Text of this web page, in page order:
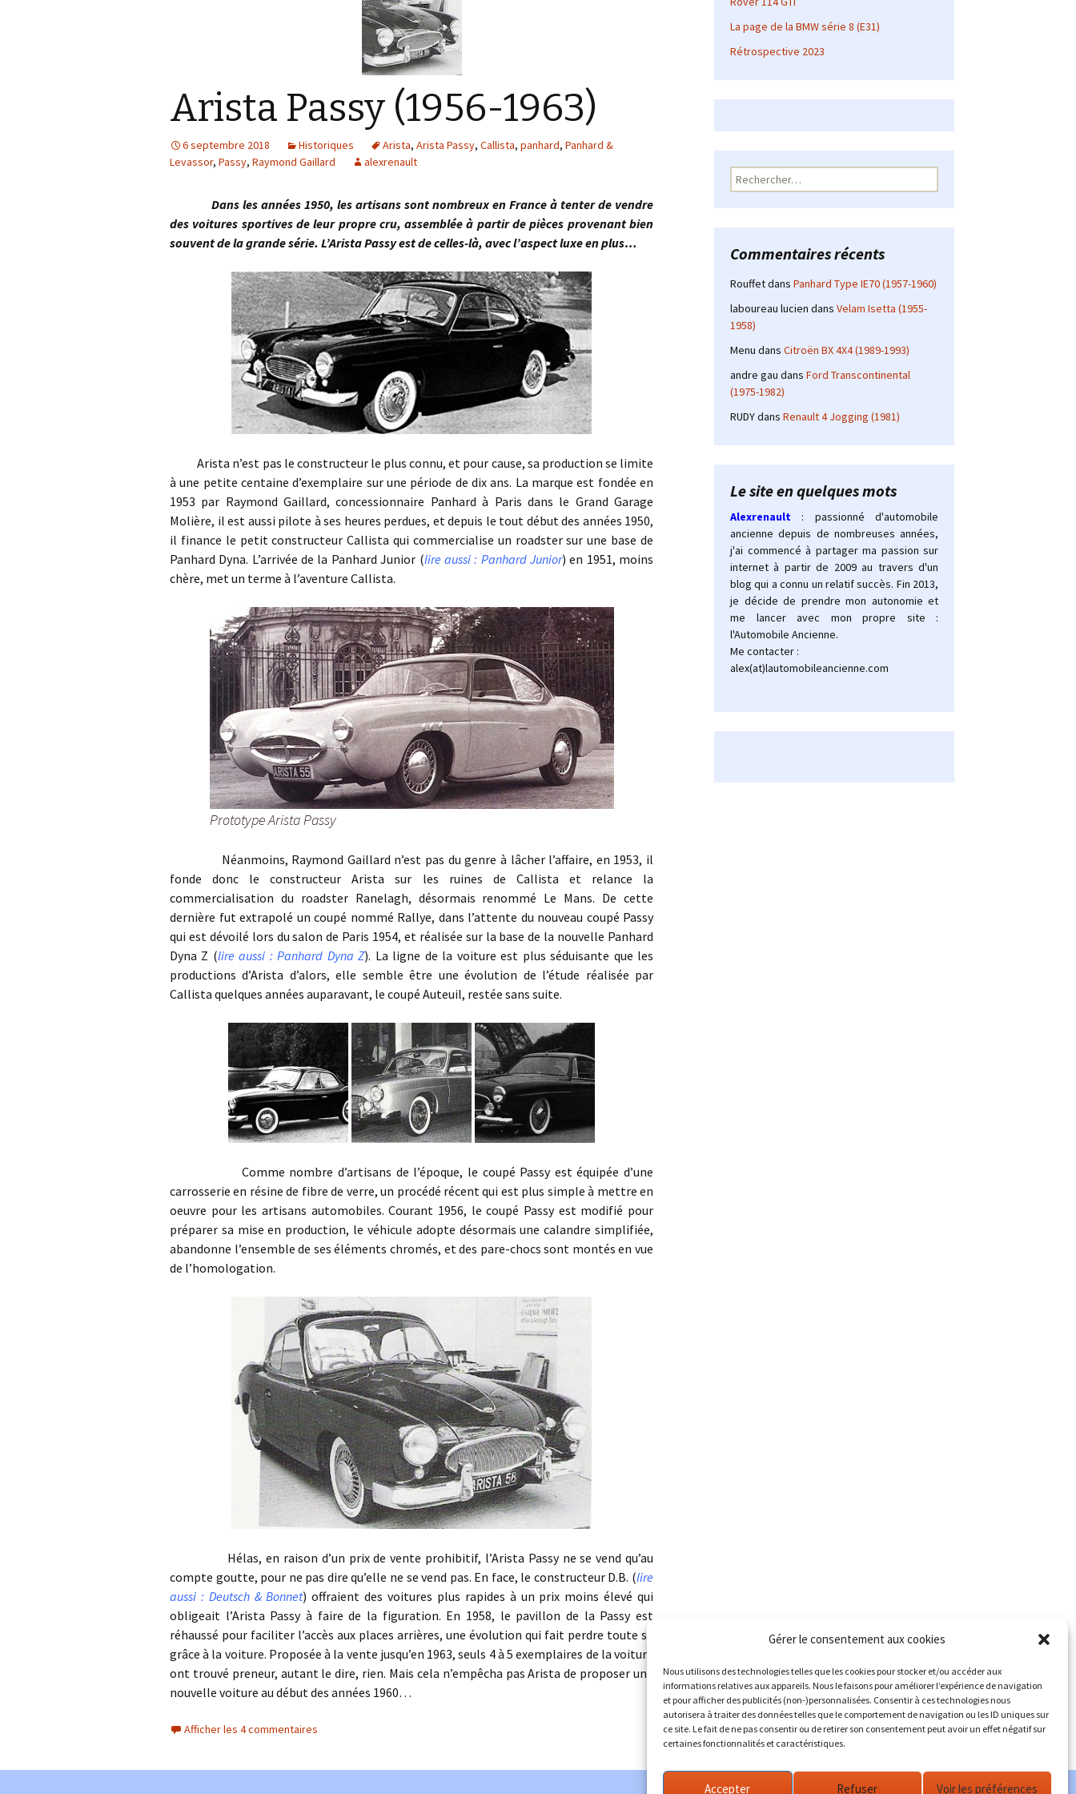
Gérer le consentement aux cookies
Nous utilisons des technologies telles que les cookies pour stocker et/ou accéder aux
informations relatives aux appareils. Nous le faisons pour améliorer l’expérience de navigation
et pour afficher des publicités (non-)personnalisées. Consentir à ces technologies nous
autorisera à traiter des données telles que le comportement de navigation ou les ID uniques sur
ce site. Le fait de ne pas consentir ou de retirer son consentement peut avoir un effet négatif sur
certaines fonctionnalités et caractéristiques.
Accepter Refuser Voir les préférences
Arista Passy (1956-1963)
6 septembre 2018 Historiques Arista, Arista Passy, Callista, panhard, Panhard &
Levassor, Passy, Raymond Gaillard alexrenault
Dans les années 1950, les artisans sont nombreux en France à tenter de vendre
des voitures sportives de leur propre cru, assemblée à partir de pièces provenant bien
souvent de la grande série. L’Arista Passy est de celles-là, avec l’aspect luxe en plus…
Arista n’est pas le constructeur le plus connu, et pour cause, sa production se limite
à une petite centaine d’exemplaire sur une période de dix ans. La marque est fondée en
1953 par Raymond Gaillard, concessionnaire Panhard à Paris dans le Grand Garage
Molière, il est aussi pilote à ses heures perdues, et depuis le tout début des années 1950,
il finance le petit constructeur Callista qui commercialise un roadster sur une base de
Panhard Dyna. L’arrivée de la Panhard Junior (lire aussi : Panhard Junior) en 1951, moins
chère, met un terme à l’aventure Callista.
Prototype Arista Passy
Néanmoins, Raymond Gaillard n’est pas du genre à lâcher l’affaire, en 1953, il
fonde donc le constructeur Arista sur les ruines de Callista et relance la
commercialisation du roadster Ranelagh, désormais renommé Le Mans. De cette
dernière fut extrapolé un coupé nommé Rallye, dans l’attente du nouveau coupé Passy
qui est dévoilé lors du salon de Paris 1954, et réalisée sur la base de la nouvelle Panhard
Dyna Z (lire aussi : Panhard Dyna Z). La ligne de la voiture est plus séduisante que les
productions d’Arista d’alors, elle semble être une évolution de l’étude réalisée par
Callista quelques années auparavant, le coupé Auteuil, restée sans suite.
Comme nombre d’artisans de l’époque, le coupé Passy est équipée d’une
carrosserie en résine de fibre de verre, un procédé récent qui est plus simple à mettre en
oeuvre pour les artisans automobiles. Courant 1956, le coupé Passy est modifié pour
préparer sa mise en production, le véhicule adopte désormais une calandre simplifiée,
abandonne l’ensemble de ses éléments chromés, et des pare-chocs sont montés en vue
de l’homologation.
Hélas, en raison d’un prix de vente prohibitif, l’Arista Passy ne se vend qu’au
compte goutte, pour ne pas dire qu’elle ne se vend pas. En face, le constructeur D.B. (lire
aussi : Deutsch & Bonnet) offraient des voitures plus rapides à un prix moins élevé qui
obligeait l’Arista Passy à faire de la figuration. En 1958, le pavillon de la Passy est
réhaussé pour faciliter l’accès aux places arrières, une évolution qui fait perdre toute sa
grâce à la voiture. Proposée à la vente jusqu’en 1963, seuls 4 à 5 exemplaires de la voiture
ont trouvé preneur, autant le dire, rien. Mais cela n’empêcha pas Arista de proposer une
nouvelle voiture au début des années 1960…
Afficher les 4 commentaires
La page de la BMW série 8 (E31)
Rétrospective 2023
Rechercher :
Commentaires récents
Rouffetdans Panhard Type IE70 (1957-1960)
laboureau lucien dans Velam Isetta (1955-
1958)
Menu dans Citroën BX 4X4 (1989-1993)
andre gau dans Ford Transcontinental
(1975-1982)
RUDYdans Renault 4 Jogging (1981)
Le site en quelques mots
Alexrenault
: passionné d'automobile
ancienne depuis de nombreuses années,
j'ai commencé à partager ma passion sur
internet à partir de 2009 au travers d'un
blog qui a connu un relatif succès. Fin 2013,
je décide de prendre mon autonomie et
me lancer avec mon propre site :
l'Automobile Ancienne.
Me contacter :
alex(at)lautomobileancienne.com